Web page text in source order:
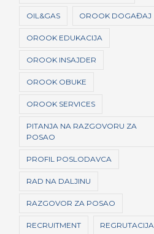
OIL&GAS OROOK DOGAĐAJ
OROOK EDUKACIJA
OROOK INSAJDER
OROOK OBUKE
OROOK SERVICES
PITANJA NA RAZGOVORU ZA
POSAO
PROFIL POSLODAVCA
RAD NA DALJINU
RAZGOVOR ZA POSAO
RECRUITMENT REGRUTACIJA